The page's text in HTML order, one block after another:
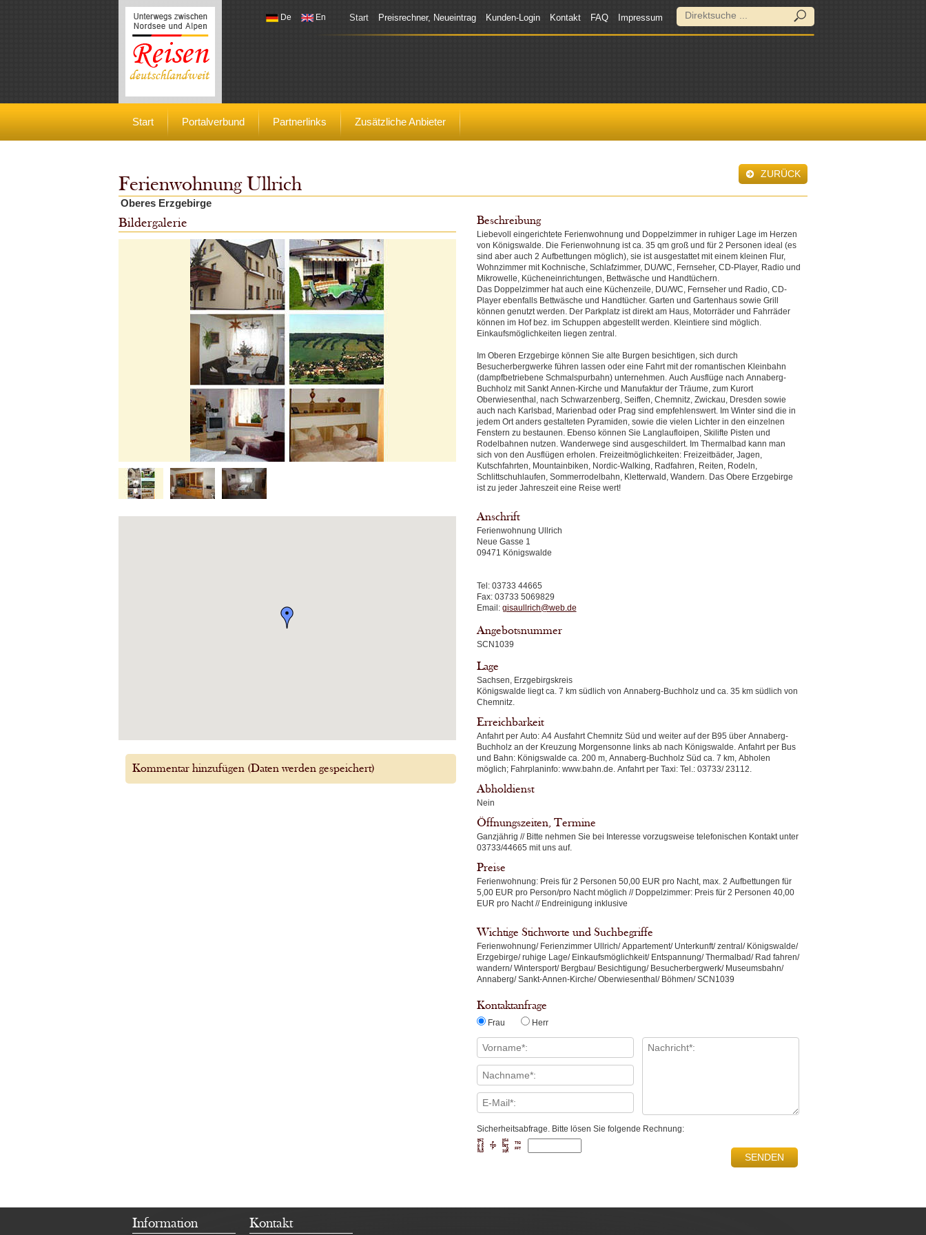
Reisen deutschlandweit
Start Preisrechner, Neueintrag Kunden-Login Kontakt FAQ Impressum
De En
Start Portalverbund Partnerlinks Zusätzliche Anbieter
ZURÜCK
Ferienwohnung Ullrich
Oberes Erzgebirge
Beschreibung
Liebevoll eingerichtete Ferienwohnung und Doppelzimmer in ruhiger Lage im Herzen
von Königswalde. Die Ferienwohnung ist ca. 35 qm groß und für 2 Personen ideal (es
sind aber auch 2 Aufbettungen möglich), sie ist ausgestattet mit einem kleinen Flur,
Wohnzimmer mit Kochnische, Schlafzimmer, DU/WC, Fernseher, CD-Player, Radio und
Mikrowelle, Kücheneinrichtungen, Bettwäsche und Handtüchern.
Das Doppelzimmer hat auch eine Küchenzeile, DU/WC, Fernseher und Radio, CD-
Player ebenfalls Bettwäsche und Handtücher. Garten und Gartenhaus sowie Grill
können genutzt werden. Der Parkplatz ist direkt am Haus, Motorräder und Fahrräder
können im Hof bez. im Schuppen abgestellt werden. Kleintiere sind möglich.
Einkaufsmöglichkeiten liegen zentral.
Im Oberen Erzgebirge können Sie alte Burgen besichtigen, sich durch
Besucherbergwerke führen lassen oder eine Fahrt mit der romantischen Kleinbahn
(dampfbetriebene Schmalspurbahn) unternehmen. Auch Ausflüge nach Annaberg-
Buchholz mit Sankt Annen-Kirche und Manufaktur der Träume, zum Kurort
Oberwiesenthal, nach Schwarzenberg, Seiffen, Chemnitz, Zwickau, Dresden sowie
auch nach Karlsbad, Marienbad oder Prag sind empfehlenswert. Im Winter sind die in
jedem Ort anders gestalteten Pyramiden, sowie die vielen Lichter in den einzelnen
Fenstern zu bestaunen. Ebenso können Sie Langlaufloipen, Skilifte Pisten und
Rodelbahnen nutzen. Wanderwege sind ausgeschildert. Im Thermalbad kann man
sich von den Ausflügen erholen. Freizeitmöglichkeiten: Freizeitbäder, Jagen,
Kutschfahrten, Mountainbiken, Nordic-Walking, Radfahren, Reiten, Rodeln,
Schlittschuhlaufen, Sommerrodelbahn, Kletterwald, Wandern. Das Obere Erzgebirge
ist zu jeder Jahreszeit eine Reise wert!
Anschrift
Ferienwohnung Ullrich
Neue Gasse 1
09471 Königswalde
Tel: 03733 44665
Fax: 03733 5069829
Email: gisaullrich@web.de
Angebotsnummer
SCN1039
Lage
Sachsen, Erzgebirgskreis
Königswalde liegt ca. 7 km südlich von Annaberg-Buchholz und ca. 35 km südlich von
Chemnitz.
Erreichbarkeit
Anfahrt per Auto: A4 Ausfahrt Chemnitz Süd und weiter auf der B95 über Annaberg-
Buchholz an der Kreuzung Morgensonne links ab nach Königswalde. Anfahrt per Bus
und Bahn: Königswalde ca. 200 m, Annaberg-Buchholz Süd ca. 7 km, Abholen
möglich; Fahrplaninfo: www.bahn.de. Anfahrt per Taxi: Tel.: 03733/ 23112.
Abholdienst
Nein
Öffnungszeiten, Termine
Ganzjährig // Bitte nehmen Sie bei Interesse vorzugsweise telefonischen Kontakt unter
03733/44665 mit uns auf.
Preise
Ferienwohnung: Preis für 2 Personen 50,00 EUR pro Nacht, max. 2 Aufbettungen für
5,00 EUR pro Person/pro Nacht möglich // Doppelzimmer: Preis für 2 Personen 40,00
EUR pro Nacht // Endreinigung inklusive
Wichtige Stichworte und Suchbegriffe
Ferienwohnung/ Ferienzimmer Ullrich/ Appartement/ Unterkunft/ zentral/ Königswalde/
Erzgebirge/ ruhige Lage/ Einkaufsmöglichkeit/ Entspannung/ Thermalbad/ Rad fahren/
wandern/ Wintersport/ Bergbau/ Besichtigung/ Besucherbergwerk/ Museumsbahn/
Annaberg/ Sankt-Annen-Kirche/ Oberwiesenthal/ Böhmen/ SCN1039
Kontaktanfrage
Frau Herr
Sicherheitsabfrage. Bitte lösen Sie folgende Rechnung:
M67         NS4
7 3    P    K     T93
H K   TFD   DBT
5 5    P      O   FFT
Bildergalerie
Kommentar hinzufügen (Daten werden gespeichert)
Information Kontakt